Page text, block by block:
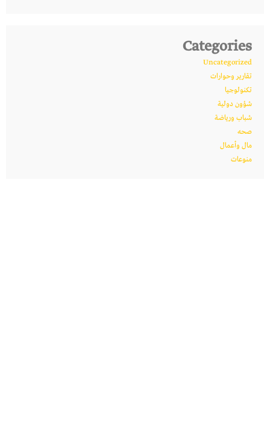
Categories
Uncategorized
تقارير وحوارات
تكنولوجيا
شؤون دولية
شباب ورياضة
صحه
مال وأعمال
منوعات